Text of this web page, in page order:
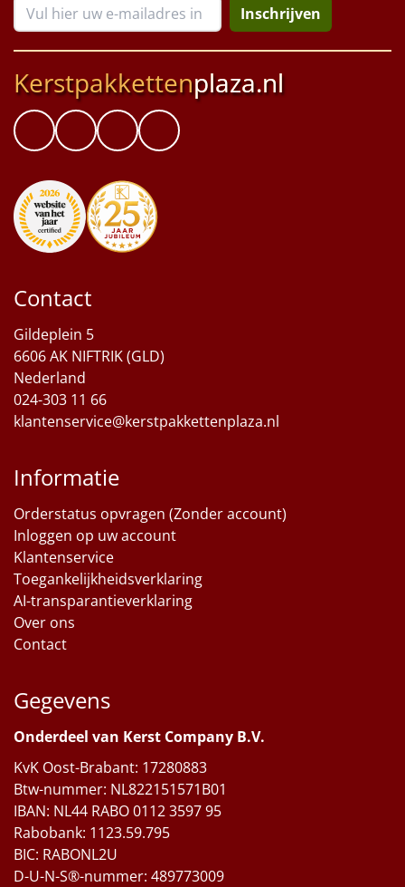
Inschrijven
Kerstpakkettenplaza.nl
Contact
Gildeplein 5
6606 AK NIFTRIK (GLD)
Nederland
024-303 11 66
klantenservice@kerstpakkettenplaza.nl
Informatie
Orderstatus opvragen (Zonder account)
Inloggen op uw account
Klantenservice
Toegankelijkheidsverklaring
AI-transparantieverklaring
Over ons
Contact
Gegevens
Onderdeel van Kerst Company B.V.
KvK Oost-Brabant: 17280883
Btw-nummer: NL822151571B01
IBAN: NL44 RABO 0112 3597 95
Rabobank: 1123.59.795
BIC: RABONL2U
D-U-N-S®-nummer: 489773009